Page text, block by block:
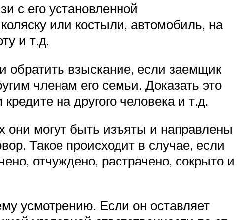
с его установленной
или костыли, автомобиль, на
и т.д.
обратить взыскание, если заемщик
членам его семьи. Доказать это
на другого человека и т.д.
могут быть изъяты и направлены
Такое происходит в случае, если
отчуждено, растрачено, сокрыто и
усмотрению. Если он оставляет